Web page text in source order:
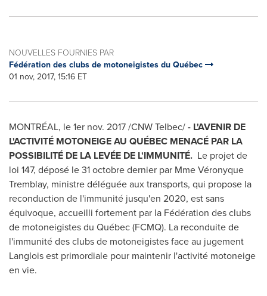
NOUVELLES FOURNIES PAR
Fédération des clubs de motoneigistes du Québec
01 nov, 2017, 15:16 ET
MONTRÉAL, le 1er nov. 2017 /CNW Telbec/- L'AVENIR DE
L'ACTIVITÉ MOTONEIGE AU QUÉBEC MENACÉ PAR LA
POSSIBILITÉ DE LA LEVÉE DE L'IMMUNITÉ. Le projet de
loi 147, déposé le 31 octobre dernier par Mme Véronyque
Tremblay, ministre déléguée aux transports, qui propose la
reconduction de l'immunité jusqu'en 2020, estsans
équivoque, accueilli fortement par la Fédération des clubs
de motoneigistes du Québec (FCMQ). La reconduite de
l'immunité des clubs de motoneigistes face au jugement
Langlois est primordiale pour maintenir l'activité motoneige
en vie.